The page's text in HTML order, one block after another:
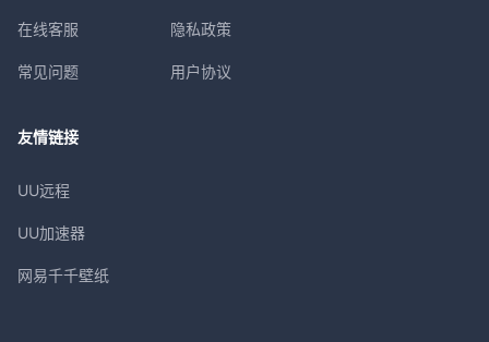
在线客服
常见问题
隐私政策
用户协议
友情链接
UU远程
UU加速器
网易千千壁纸